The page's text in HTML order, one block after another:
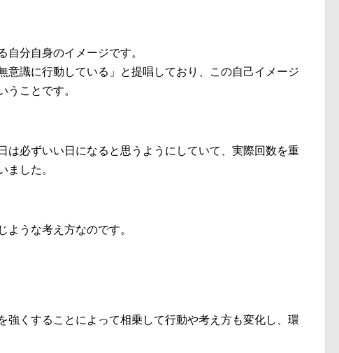
自分自身のイメージです。
意識に行動している」と提唱しており、この自己イメージ
うことです。
は必ずいい日になると思うようにしていて、実際回数を重
ました。
ような考え方なのです。
強くすることによって相乗して行動や考え方も変化し、環